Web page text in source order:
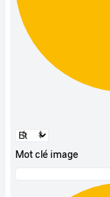
Mot clé image